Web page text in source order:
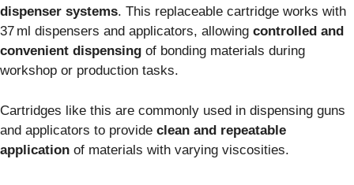
dispenser systems. This replaceable cartridge works with
37 ml dispensers and applicators, allowing controlled and
convenient dispensing of bonding materials during
workshop or production tasks.
Cartridges like this are commonly used in dispensing guns
and applicators to provide clean and repeatable
application of materials with varying viscosities.